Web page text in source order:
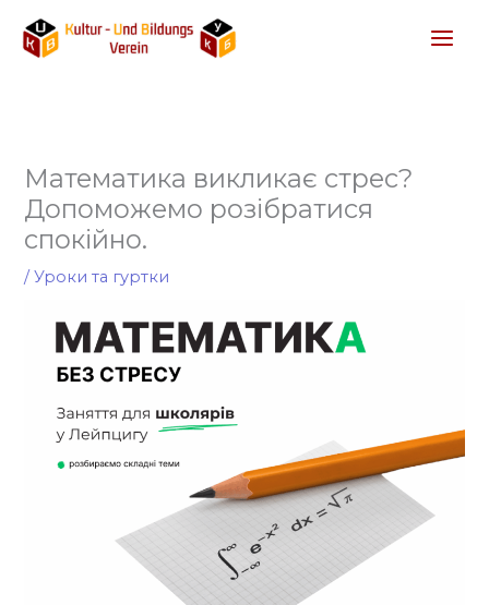
вмісту
Математика викликає стрес?
Допоможемо розібратися
спокійно.
/Уроки та гуртки